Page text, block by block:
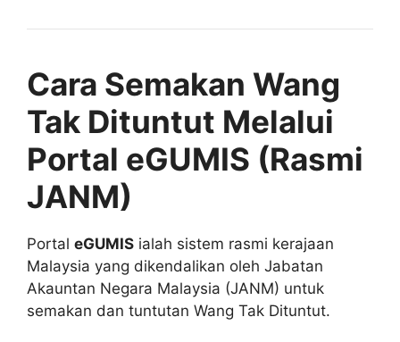
Cara Semakan Wang
Tak Dituntut Melalui
Portal eGUMIS (Rasmi
JANM)
Portal eGUMIS ialah sistem rasmi kerajaan
Malaysia yang dikendalikan oleh Jabatan
Akauntan Negara Malaysia (JANM) untuk
semakan dan tuntutan Wang Tak Dituntut.